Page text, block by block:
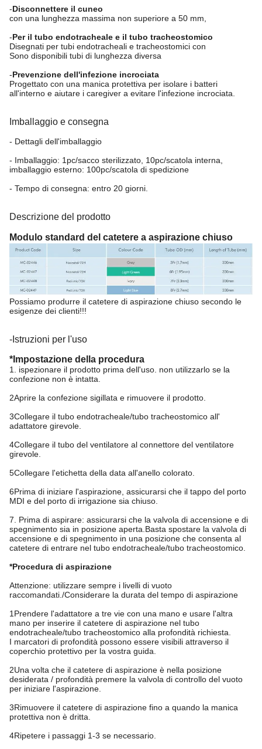
-Disconnettere il cuneo
con una lunghezza massima non superiore a 50 mm,
-Per il tubo endotracheale e il tubo tracheostomico
Disegnati per tubi endotracheali e tracheostomici con
Sono disponibili tubi di lunghezza diversa
-Prevenzione dell'infezione incrociata
Progettato con una manica protettiva per isolare i batteri
all'interno e aiutare i caregiver a evitare l'infezione incrociata.
Imballaggio e consegna
- Dettagli dell'imballaggio
- Imballaggio: 1pc/sacco sterilizzato, 10pc/scatola interna,
imballaggio esterno: 100pc/scatola di spedizione
- Tempo di consegna: entro 20 giorni.
Descrizione del prodotto
Modulo standard del catetere a aspirazione chiuso
Possiamo produrre il catetere di aspirazione chiuso secondo le
esigenze dei clienti!!!
-Istruzioni per l'uso
*Impostazione della procedura
1. ispezionare il prodotto prima dell'uso. non utilizzarlo se la
confezione non è intatta.
2Aprire la confezione sigillata e rimuovere il prodotto.
3Collegare il tubo endotracheale/tubo tracheostomico all'
adattatore girevole.
4Collegare il tubo del ventilatore al connettore del ventilatore
girevole.
5Collegare l'etichetta della data all'anello colorato.
6Prima di iniziare l'aspirazione, assicurarsi che il tappo del porto
MDI e del porto di irrigazione sia chiuso.
7. Prima di aspirare: assicurarsi che la valvola di accensione e di
spegnimento sia in posizione aperta.Basta spostare la valvola di
accensione e di spegnimento in una posizione che consenta al
catetere di entrare nel tubo endotracheale/tubo tracheostomico.
*Procedura di aspirazione
Attenzione: utilizzare sempre i livelli di vuoto
raccomandati./Considerare la durata del tempo di aspirazione
1Prendere l'adattatore a tre vie con una mano e usare l'altra
mano per inserire il catetere di aspirazione nel tubo
endotracheale/tubo tracheostomico alla profondità richiesta.
I marcatori di profondità possono essere visibili attraverso il
coperchio protettivo per la vostra guida.
2Una volta che il catetere di aspirazione è nella posizione
desiderata / profondità premere la valvola di controllo del vuoto
per iniziare l'aspirazione.
3Rimuovere il catetere di aspirazione fino a quando la manica
protettiva non è dritta.
4Ripetere i passaggi 1-3 se necessario.